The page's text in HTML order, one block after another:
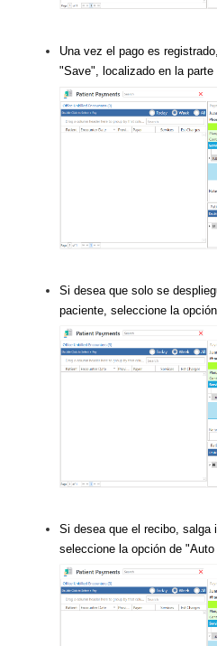
Una vez el pago es
"Save", localizado en la parte
Si desea que solo se
paciente, seleccione la
Si desea que el recibo, salga
seleccione la opción de